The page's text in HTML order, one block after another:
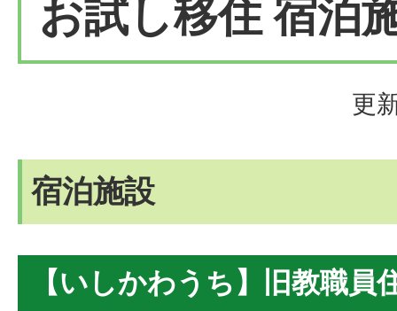
お試し移住 宿泊
更
宿泊施設
【いしかわうち】旧教職員